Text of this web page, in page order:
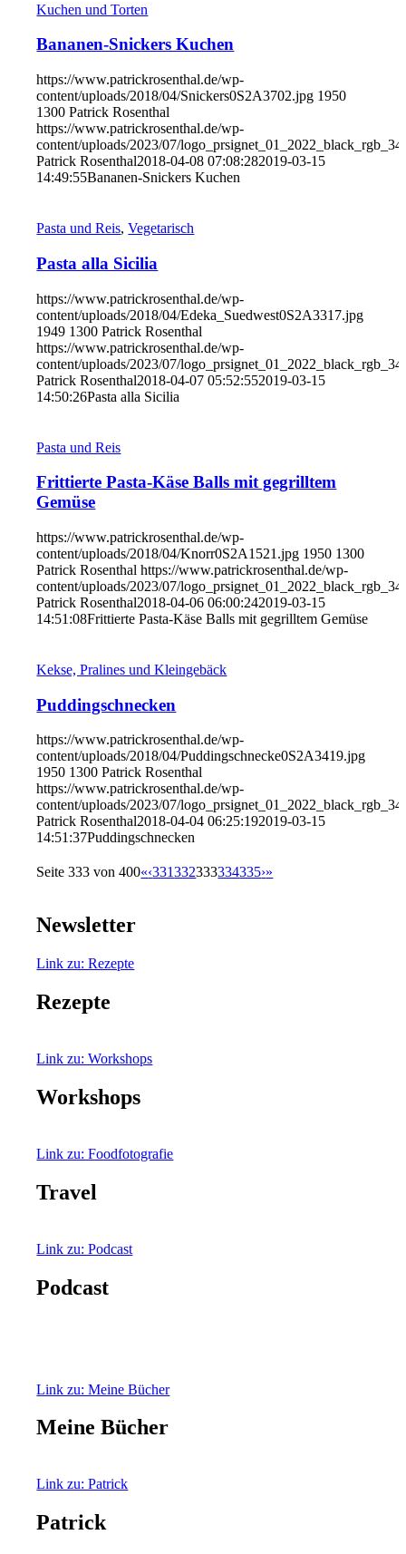
Kuchen und Torten
Bananen-Snickers Kuchen
https://www.patrickrosenthal.de/wp-
content/uploads/2018/04/Snickers0S2A3702.jpg 1950
1300 Patrick Rosenthal
https://www.patrickrosenthal.de/wp-
content/uploads/2023/07/
Patrick Rosenthal2018-04-08 07:08:282019-03-15
14:49:55Bananen-Snickers Kuchen
Pasta und Reis,Vegetarisch
Pasta alla Sicilia
https://www.patrickrosenthal.de/wp-
content/uploads/2018/04/Edeka_Suedwest0S2A3317.jpg
1949 1300 Patrick Rosenthal
https://www.patrickrosenthal.de/wp-
content/uploads/2023/07/
Patrick Rosenthal2018-04-07 05:52:552019-03-15
14:50:26Pasta alla Sicilia
Pasta und Reis
Frittierte Pasta-Käse Balls mit gegrilltem
Gemüse
https://www.patrickrosenthal.de/wp-
content/uploads/2018/04/Knorr0S2A1521.jpg 1950 1300
Patrick Rosenthal https://www.patrickrosenthal.de/wp-
content/uploads/2023/07/
Patrick Rosenthal2018-04-06 06:00:242019-03-15
14:51:08Frittierte Pasta-Käse Balls mit gegrilltem Gemüse
Kekse, Pralines und Kleingebäck
Puddingschnecken
https://www.patrickrosenthal.de/wp-
content/uploads/2018/04/Puddingschnecke0S2A3419.jpg
1950 1300 Patrick Rosenthal
https://www.patrickrosenthal.de/wp-
content/uploads/2023/07/
Patrick Rosenthal2018-04-04 06:25:192019-03-15
14:51:37Puddingschnecken
Seite 333 von 400«‹331332333334335›»
Newsletter
Link zu: Rezepte
Rezepte
Link zu: Workshops
Workshops
Link zu: Foodfotografie
Travel
Link zu: Podcast
Podcast
Link zu: Meine Bücher
Meine Bücher
Link zu: Patrick
Patrick